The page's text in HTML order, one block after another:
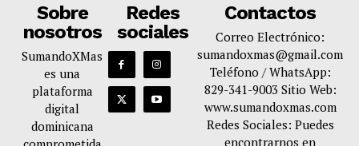
Sobre
nosotros
SumandoXMas
es una
plataforma
digital
dominicana
Redes
sociales
Contactos
Correo Electrónico:
sumandoxmas@gmail.com
Teléfono / WhatsApp:
829-341-9003 Sitio Web:
www.sumandoxmas.com
Redes Sociales: Puedes
encontrarnos en